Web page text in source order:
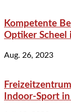
Kompetente
Optiker Scheel
Aug. 26, 2023
Indoor-Sport